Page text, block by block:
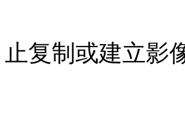
止复制或建立影